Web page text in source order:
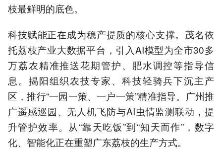
枝最鲜明的底色。
科技赋能正在成为稳产提质的核心支撑。茂名依
托荔枝产业大数据平台，引入AI模型为全市30多
万荔农精准推送花期管护、肥水调控等指导信
息。揭阳组织农技专家、科技轻骑兵下沉主产
区，推行“一园一策、一户一策”精准指导。广州推
广遥感巡园、无人机飞防与AI虫情监测联动，提
升管护效率。从“靠天吃饭”到“知天而作”，数字
化、智能化正在重塑广东荔枝的生产方式。